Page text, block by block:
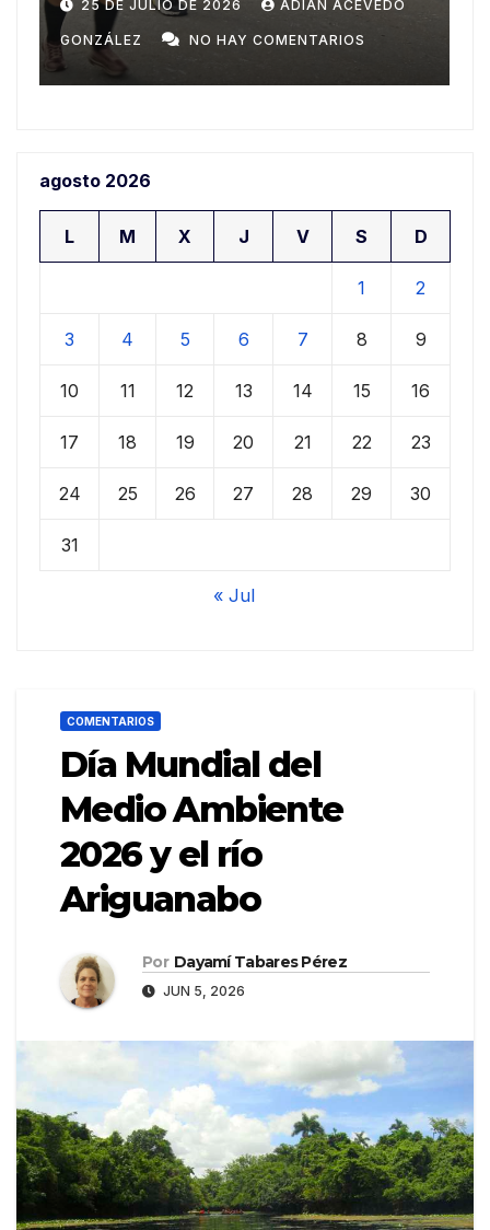
20 DE JULIO DE 2026 ADIAN ACEVEDO
GONZÁLEZ NO HAY COMENTARIOS
agosto 2026
L M X J V S D
1 2
3 4 5 6 7 8 9
10 11 12 13 14 15 16
17 18 19 20 21 22 23
24 25 26 27 28 29 30
31
« Jul
COMENTARIOS
Día Mundial del
Medio Ambiente
2026 y el río
Ariguanabo
Por Dayamí Tabares Pérez
JUN 5, 2026